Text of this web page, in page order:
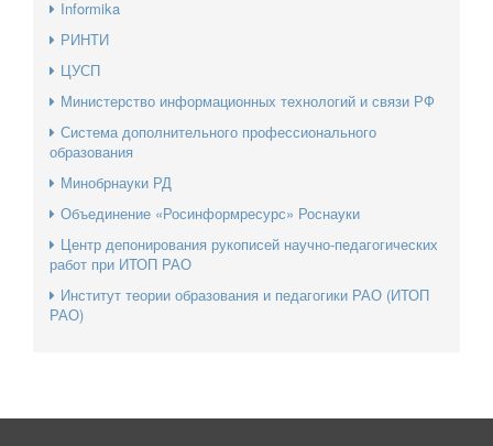
Informika
РИНТИ
ЦУСП
Министерство информационных технологий и связи РФ
Система дополнительного профессионального
образования
Минобрнауки РД
Объединение «Росинформресурс» Роснауки
Центр депонирования рукописей научно-педагогических
работ при ИТОП РАО
Институт теории образования и педагогики РАО (ИТОП
РАО)